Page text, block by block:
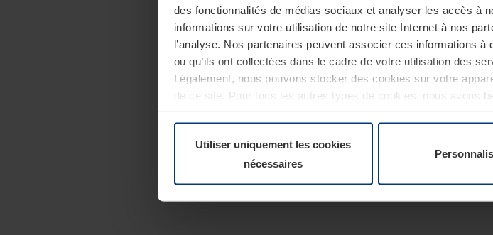
des fonctionnalités de médias sociaux et analyser les accès à
informations sur votre utilisation de notre site Internet à nos
l’analyse. Nos partenaires peuvent associer ces informations
ou qu’ils ont collectées dans le cadre de votre utilisation des
Légalement, nous pouvons stocker des cookies sur votre
de ce site. Pour tous les autres types de cookies, nous avons
Utiliser uniquement les cookies
nécessaires